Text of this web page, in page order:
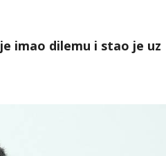
imao dilemu i stao je uz